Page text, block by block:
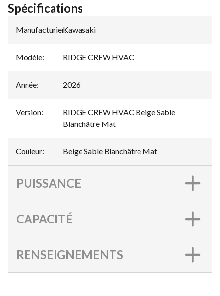
Spécifications
Manufacturier:
Kawasaki
Modèle: RIDGE CREW HVAC
Année: 2026
Version:
RIDGE CREW HVAC Beige Sable
Blanchâtre Mat
Couleur: Beige Sable Blanchâtre Mat
PUISSANCE
CAPACITÉ
RENSEIGNEMENTS